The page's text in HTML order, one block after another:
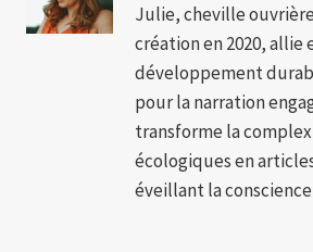
Julie, cheville
création en 2020, allie
développement
pour la narration
transforme la
écologiques en
éveillant la